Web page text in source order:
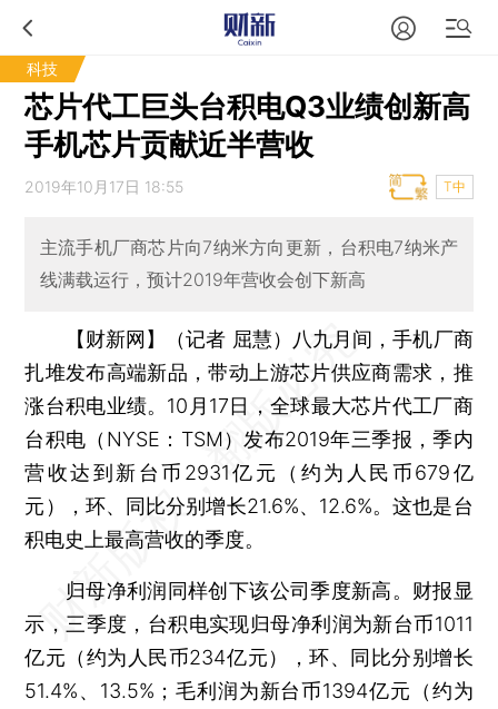
科技
芯片代工巨头台积电Q3业绩创新高
手机芯片贡献近半营收
2019年10月17日 18:55 T中
主流手机厂商芯片向7纳米方向更新，台积电7纳米产
线满载运行，预计2019年营收会创下新高
【财新网】（记者 屈慧）
八九月间，手机厂商
扎堆发布高端新品，带动上游芯片供应商需求，推
涨台积电业绩。10月17日，全球最大芯片代工厂商
台积电（NYSE：TSM）发布2019年三季报，季内
营收达到新台币2931亿元（约为人民币679亿
元），环、同比分别增长21.6%、12.6%。这也是台
积电史上最高营收的季度。
归母净利润同样创下该公司季度新高。财报显
示，三季度，台积电实现归母净利润为新台币1011
亿元（约为人民币234亿元），环、同比分别增长
51.4%、13.5%；毛利润为新台币1394亿元（约为